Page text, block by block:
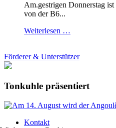
Am.gestrigen Donnerstag
von der B6...
Weiterlesen …
Förderer & Unterstützer
Tonkuhle präsentiert
Kontakt